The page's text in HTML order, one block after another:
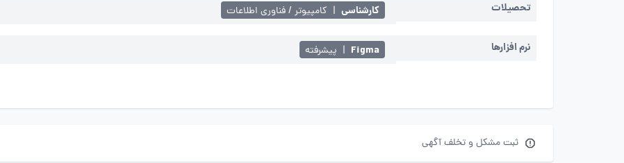
تحصیلات کارشناسی | کامپیوتر / فناوری اطلاعات
نرم افزارها Figma
| پیشرفته
ثبت مشکل و تخلف آگهی